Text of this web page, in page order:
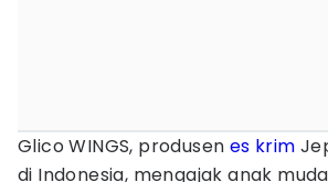
Glico WINGS, produsen es krim
di Indonesia, mengajak anak